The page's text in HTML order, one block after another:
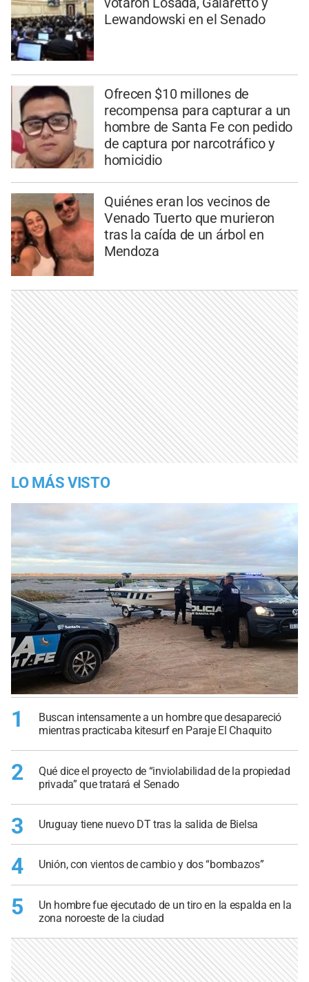
Lewandowski en el Senado
Ofrecen $10 millones de
recompensa para capturar a un
hombre de Santa Fe con pedido
de captura por narcotráfico y
homicidio
Quiénes eran los vecinos de
Venado Tuerto que murieron
tras la caída de un árbol en
Mendoza
LO MÁS VISTO
1
Buscan intensamente a un hombre que desapareció
mientras practicaba kitesurf en Paraje El Chaquito
2
Qué dice el proyecto de “inviolabilidad de la propiedad
privada” que tratará el Senado
3 Uruguay tiene nuevo DT tras la salida de Bielsa
4 Unión, con vientos de cambio y dos “bombazos”
5
Un hombre fue ejecutado de un tiro en la espalda en la
zona noroeste de la ciudad